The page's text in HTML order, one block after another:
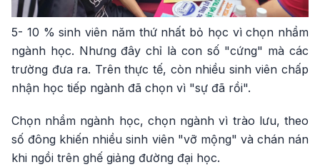
5- 10 % sinh viên năm thứ nhất bỏ học vì chọn nhầm
ngành học. Nhưng đây chỉ là con số "cứng" mà các
trường đưa ra. Trên thực tế, còn nhiều sinh viên chấp
nhận học tiếp ngành đã chọn vì "sự đã rồi".
Chọn nhầm ngành học, chọn ngành vì trào lưu, theo
số đông khiến nhiều sinh viên "vỡ mộng" và chán nán
khi ngồi trên ghế giảng đường đại học.